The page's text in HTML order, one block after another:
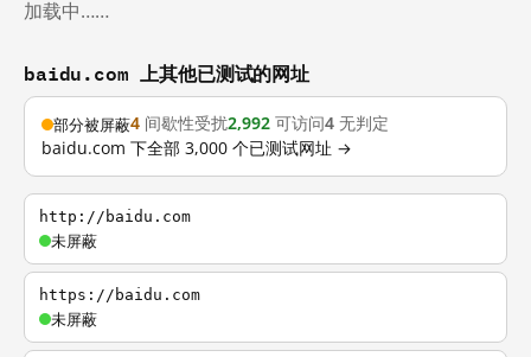
加载中……
baidu.com 上其他已测试的网址
部分被屏蔽4 间歇性受扰2,992 可访问4 无判定
baidu.com 下全部 3,000 个已测试网址 →
http://baidu.com
未屏蔽
https://baidu.com
未屏蔽